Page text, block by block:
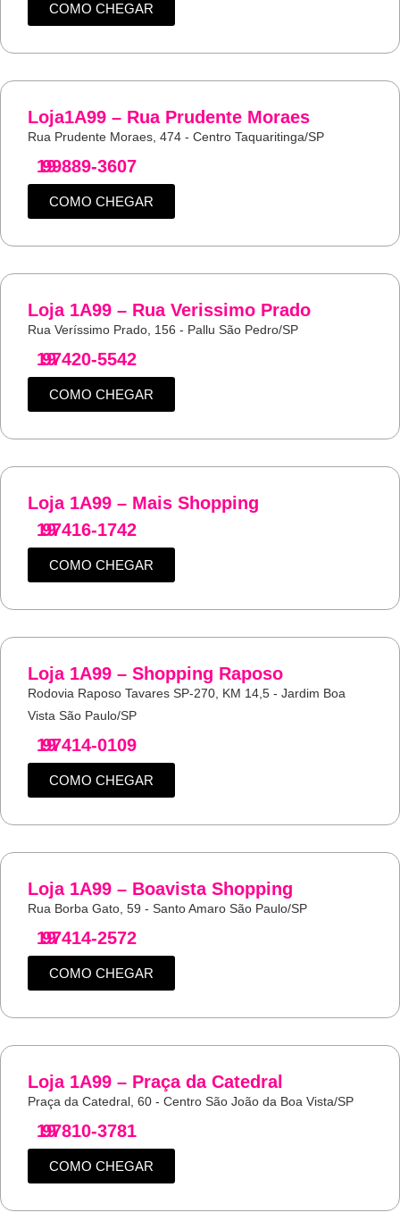
COMO CHEGAR
Loja1A99 – Rua Prudente Moraes
Rua Prudente Moraes, 474 - Centro Taquaritinga/SP
19
99889-3607
COMO CHEGAR
Loja 1A99 – Rua Verissimo Prado
Rua Veríssimo Prado, 156 - Pallu São Pedro/SP
19
97420-5542
COMO CHEGAR
Loja 1A99 – Mais Shopping
19
97416-1742
COMO CHEGAR
Loja 1A99 – Shopping Raposo
Rodovia Raposo Tavares SP-270, KM 14,5 - Jardim Boa
Vista São Paulo/SP
19
97414-0109
COMO CHEGAR
Loja 1A99 – Boavista Shopping
Rua Borba Gato, 59 - Santo Amaro São Paulo/SP
19
97414-2572
COMO CHEGAR
Loja 1A99 – Praça da Catedral
Praça da Catedral, 60 - Centro São João da Boa Vista/SP
19
97810-3781
COMO CHEGAR